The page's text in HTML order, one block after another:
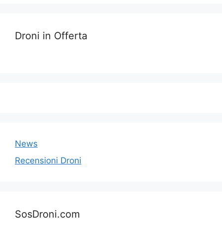
Droni in Offerta
News
Recensioni Droni
SosDroni.com